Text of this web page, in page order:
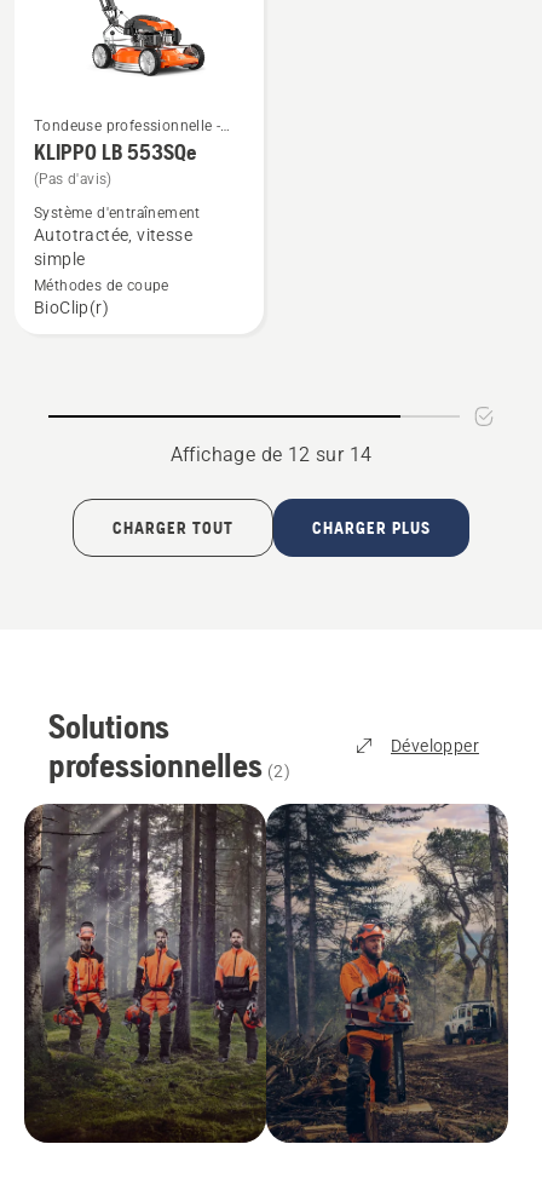
Voir
plus
détails
sur
KLIPPO
LB 553SQe
Tondeuse professionnelle -
Tondeuse à gazon
professionnelle
KLIPPO LB 553SQe
(Pas d'avis)
Système d'entraînement
Autotractée, vitesse
simple
Méthodes de coupe
BioClip(r)
Affichage de 12 sur 14
CHARGER TOUT CHARGER PLUS
Solutions
professionnelles (2)
Développer